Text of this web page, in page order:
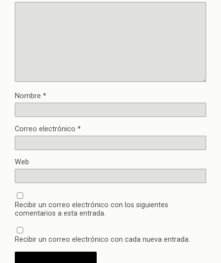
Nombre *
Correo electrónico *
Web
Recibir un correo electrónico con los siguientes
comentarios a esta entrada.
Recibir un correo electrónico con cada nueva entrada.